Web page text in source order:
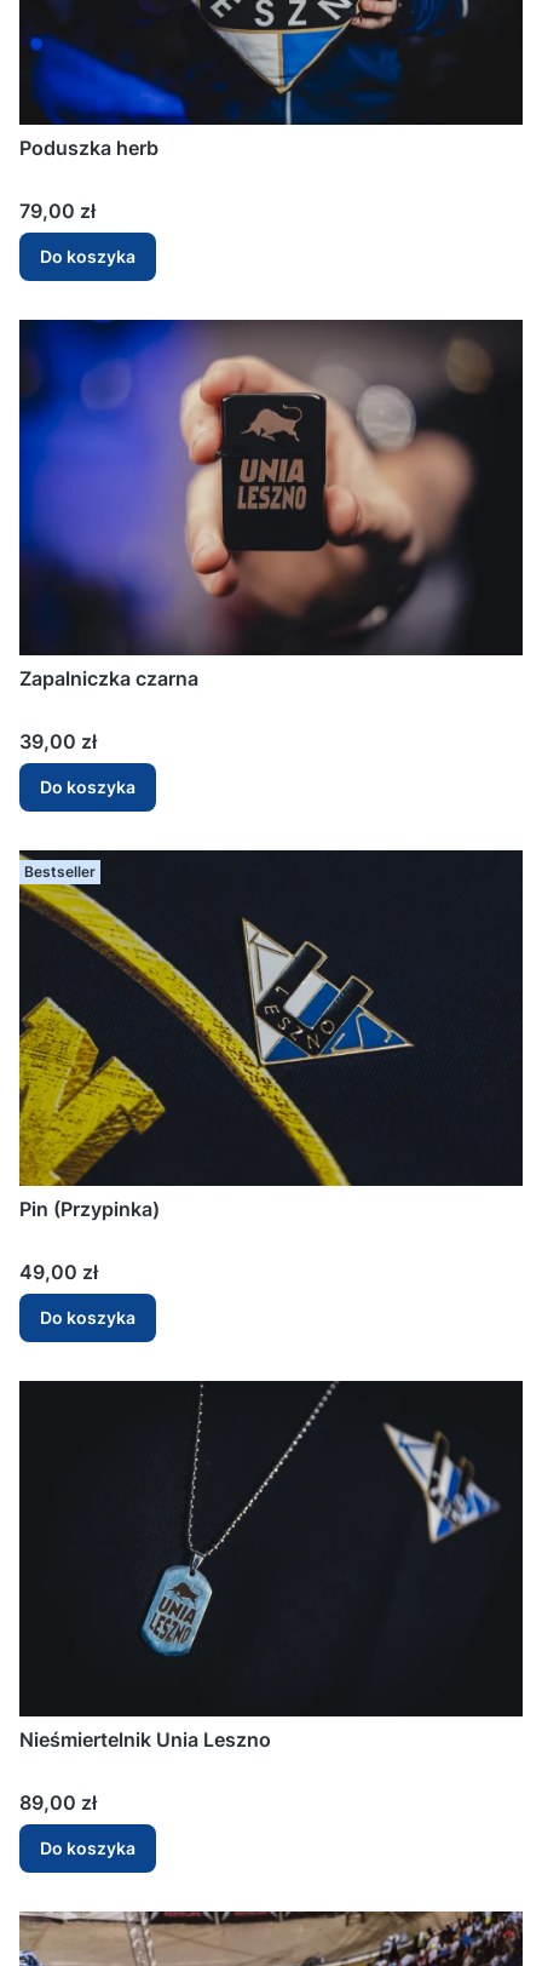
Poduszka herb
Cena
79,00 zł
Do koszyka
Zapalniczka czarna
Cena
39,00 zł
Do koszyka
Bestseller
Pin (Przypinka)
Cena
49,00 zł
Do koszyka
Nieśmiertelnik Unia Leszno
Cena
89,00 zł
Do koszyka